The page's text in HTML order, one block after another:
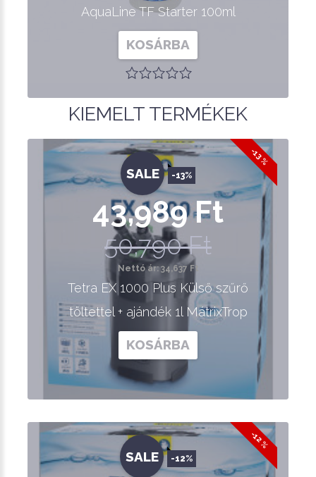
AquaLine TF Starter 100ml
KOSÁRBA
KIEMELT TERMÉKEK
-13 %
SALE -13%
43,989 Ft
50,790 Ft
Nettó ár: 34,637 Ft
Tetra EX 1000 Plus Külső szűrő
töltettel + ajándék 1l MátrixTrop
KOSÁRBA
-12 %
SALE -12%